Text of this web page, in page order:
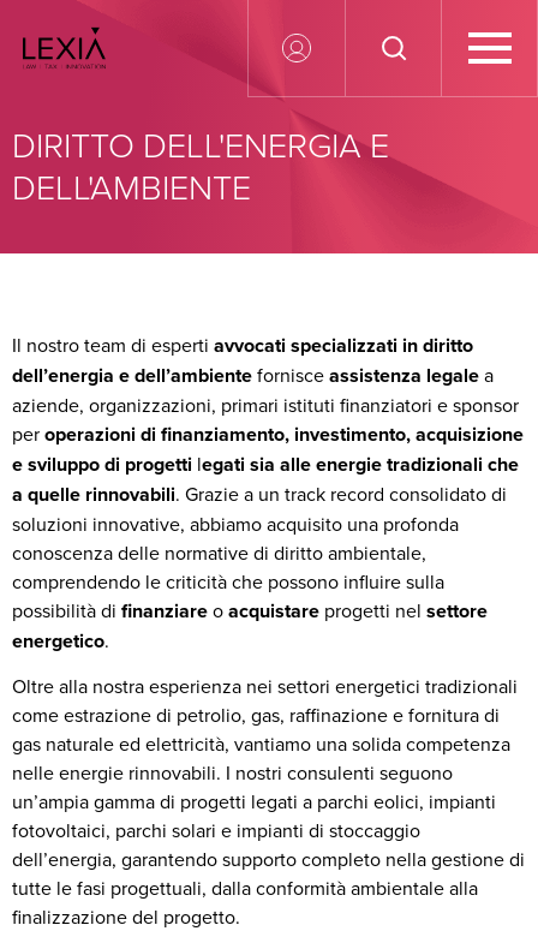
Search for:
DIRITTO DELL'ENERGIA E
DELL'AMBIENTE
Il nostro team di esperti avvocati specializzati in diritto
dell’energia e dell’ambientefornisceassistenza legalea
aziende, organizzazioni, primari istituti finanziatori e sponsor
peroperazioni di finanziamento, investimento, acquisizione
e sviluppo di progettilegati sia alle energie tradizionali che
a quelle rinnovabili. Grazie a un track record consolidato di
soluzioni innovative, abbiamo acquisito una profonda
conoscenza delle normative di diritto ambientale,
comprendendo le criticità che possono influire sulla
possibilità di finanziareoacquistareprogetti nel settore
energetico.
Oltre alla nostra esperienza nei settori energetici tradizionali
come estrazione di petrolio, gas, raffinazione e fornitura di
gas naturale ed elettricità, vantiamo una solida competenza
nelle energie rinnovabili. I nostri consulenti seguono
un’ampia gamma di progetti legati a parchi eolici, impianti
fotovoltaici, parchi solari e impianti di stoccaggio
dell’energia, garantendo supporto completo nella gestione di
tutte le fasi progettuali, dalla conformità ambientale alla
finalizzazione del progetto.